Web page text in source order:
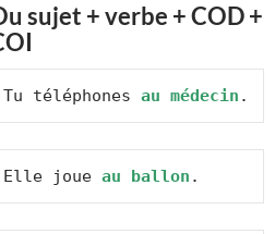
sujet + verbe + COD +
Tu téléphones au médecin .
Elle joue au ballon .